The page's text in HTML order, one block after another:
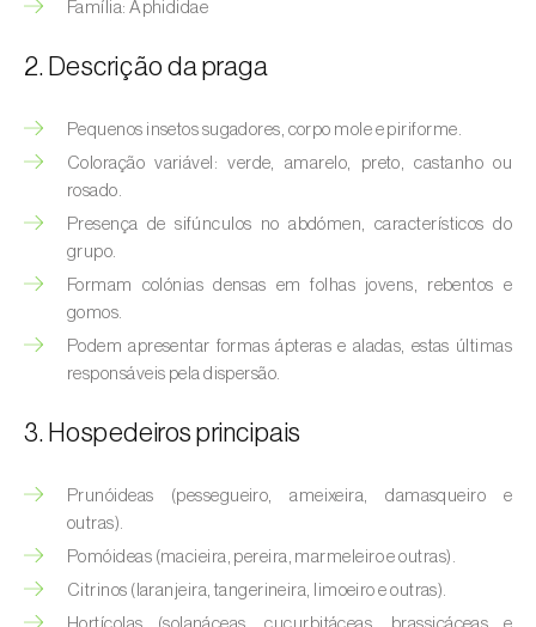
(
Hyalopterus pruni
Afídeo-lanígero-das-macieiras (
Afídeo-negro-do-feijão ( Aphis fabae
Afídeo-negro-do-pessegueiro
(
Brachycaudus persicae )
Afídeo-verde (Myzus persicae)
helichrysi)
(Brachycaudus amygdalinus
Afídeo-verde-da-macieira (Aphis pomi)
Afídeo-verde-dos-citrinos (
Aphis
Família: Aphididae
2. Descrição da praga
Pequenos insetos sugadores, corpo mole e piriforme.
Coloração variável: verde, amarelo, preto, castanho ou
rosado.
Presença de sifúnculos no abdómen, característicos do
grupo.
Formam colónias densas em folhas jovens, rebentos e
gomos.
Podem apresentar formas ápteras e aladas, estas últimas
responsáveis pela dispersão.
3. Hospedeiros principais
Prunóideas (pessegueiro, ameixeira, damasqueiro e
outras).
Pomóideas (macieira, pereira, marmeleiro e outras).
Citrinos (laranjeira, tangerineira, limoeiro e outras).